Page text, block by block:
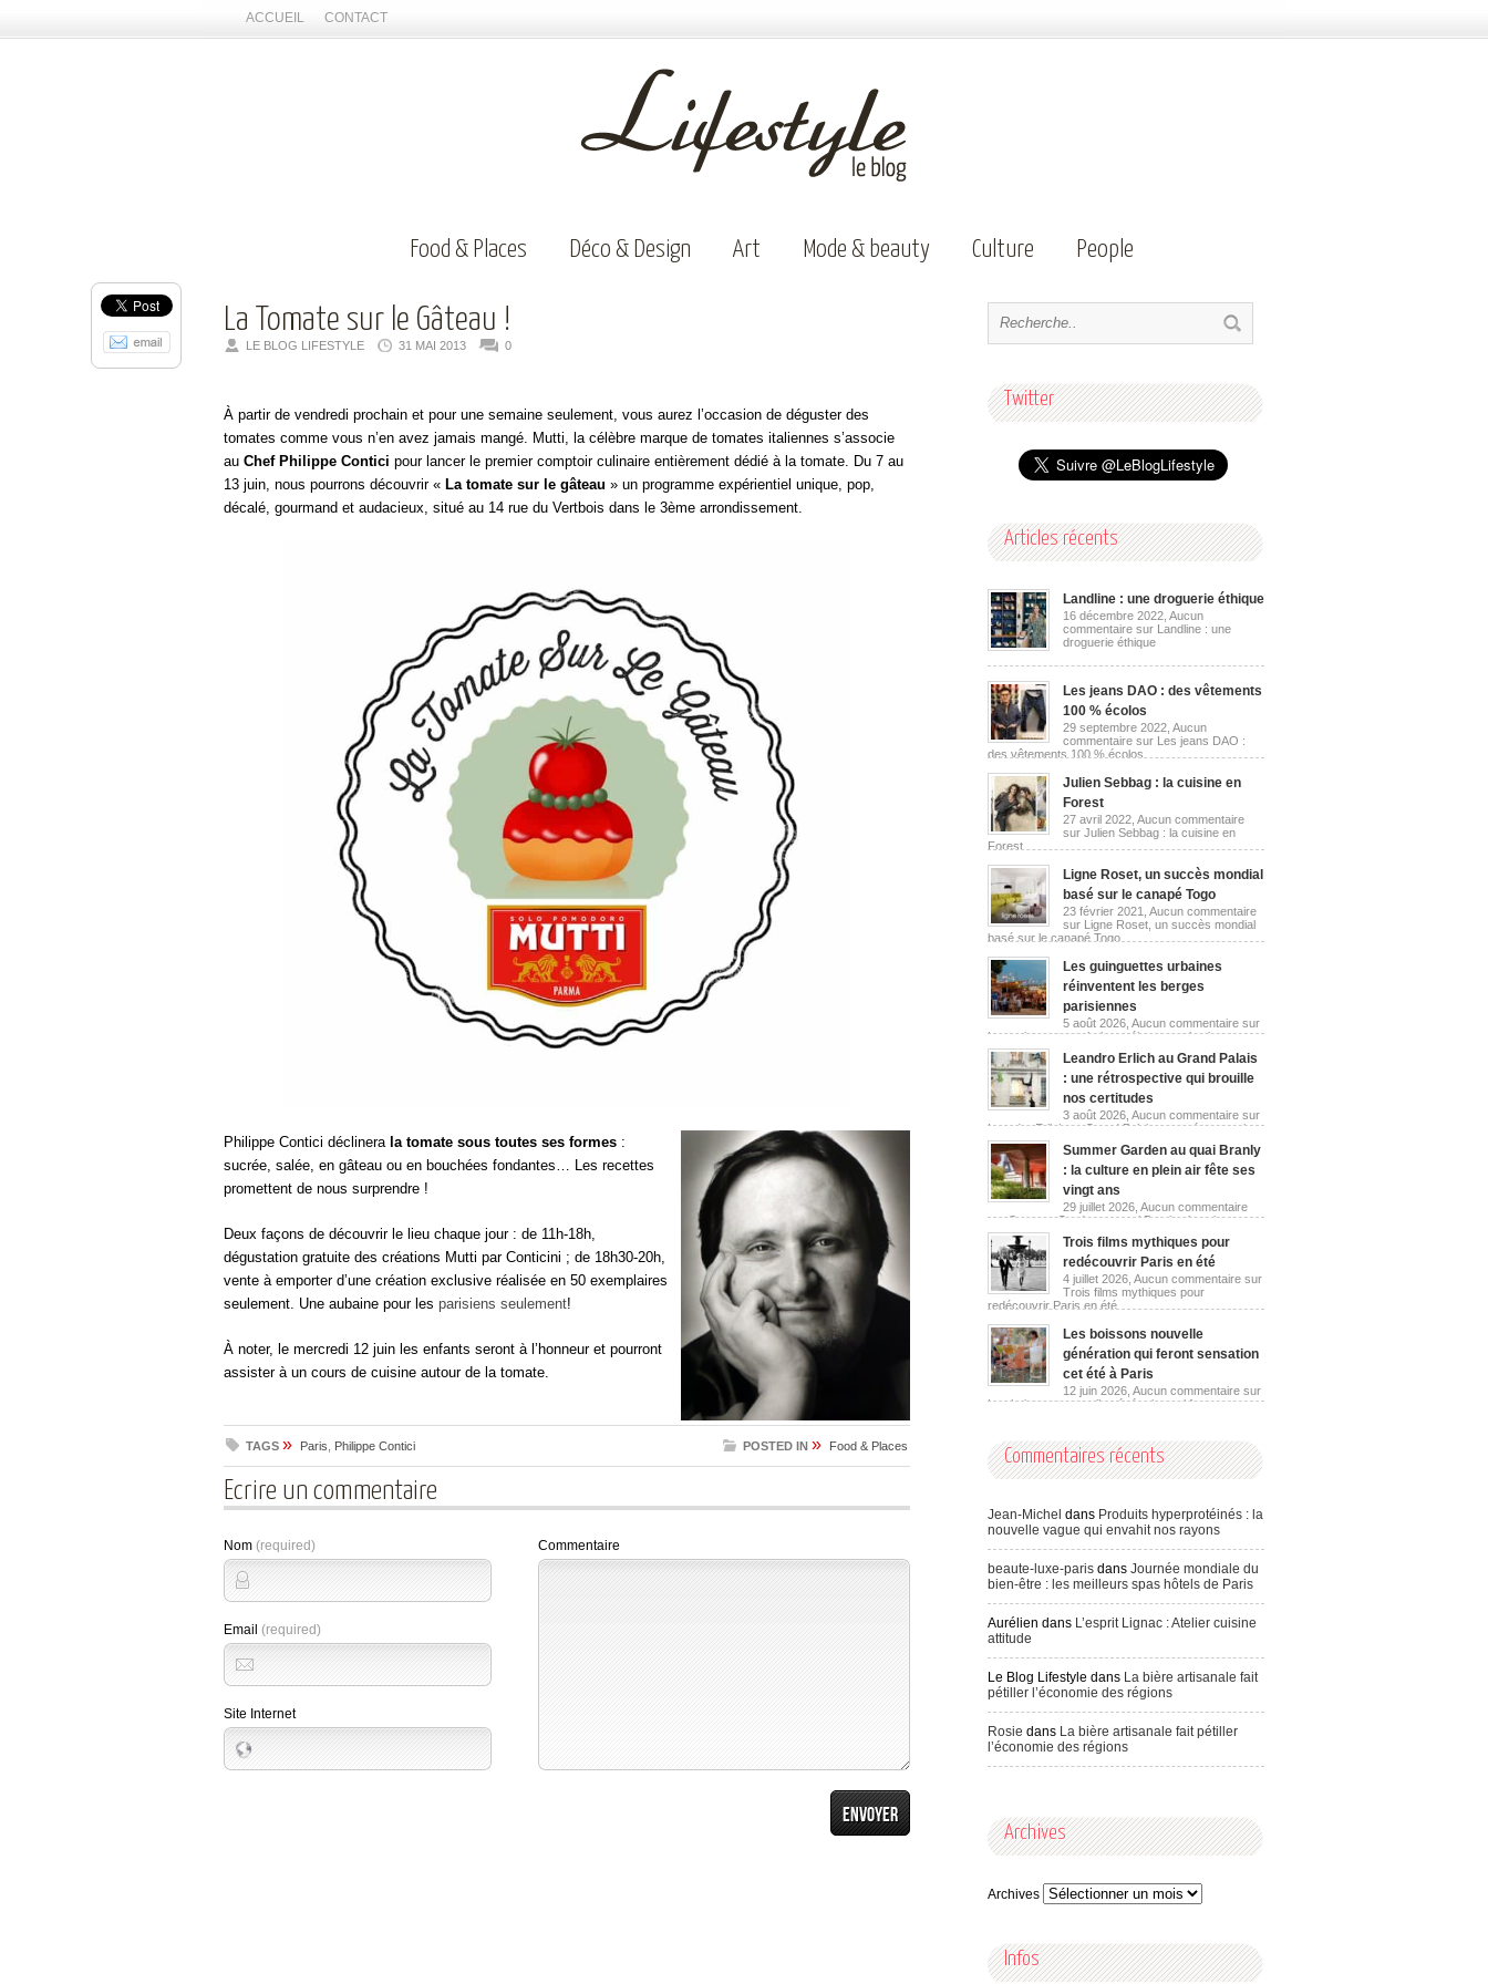
ACCUEIL CONTACT
Food & Places Déco & Design Art Mode & beauty Culture People
La Tomate sur le Gâteau !
LE BLOG LIFESTYLE 31 MAI 2013 0
À partir de vendredi prochain et pour une semaine seulement, vous aurez l’occasion de déguster des
tomates comme vous n’en avez jamais mangé. Mutti, la célèbre marque de tomates italiennes s’associe
au Chef Philippe Contici pour lancer le premier comptoir culinaire entièrement dédié à la tomate. Du 7 au
13 juin, nous pourrons découvrir « La tomate sur le gâteau » un programme expérientiel unique, pop,
décalé, gourmand et audacieux, situé au 14 rue du Vertbois dans le 3ème arrondissement.
Philippe Contici déclinera la tomate sous toutes ses formes :
sucrée, salée, en gâteau ou en bouchées fondantes… Les recettes
promettent de nous surprendre !
Deux façons de découvrir le lieu chaque jour : de 11h-18h,
dégustation gratuite des créations Mutti par Conticini ; de 18h30-20h,
vente à emporter d’une création exclusive réalisée en 50 exemplaires
seulement. Une aubaine pour les parisiens seulement!
À noter, le mercredi 12 juin les enfants seront à l’honneur et pourront
assister à un cours de cuisine autour de la tomate.
TAGS » Paris Philippe Contici POSTED IN » Food & Places
Ecrire un commentaire
Nom (required)
Email (required)
Site Internet
Commentaire
Twitter
Articles récents
Landline : une droguerie éthique
16 décembre 2022, Aucun
commentaire sur Landline : une
droguerie éthique
Les jeans DAO : des vêtements
100 % écolos
29 septembre 2022, Aucun
commentaire sur Les jeans DAO :
des vêtements 100 % écolos
Julien Sebbag : la cuisine en
Forest
27 avril 2022, Aucun commentaire
sur Julien Sebbag : la cuisine en
Forest
Ligne Roset, un succès mondial
basé sur le canapé Togo
23 février 2021, Aucun commentaire
sur Ligne Roset, un succès mondial
basé sur le canapé Togo
Les guinguettes urbaines
réinventent les berges
parisiennes
5 août 2026, Aucun commentaire sur
Les guinguettes urbaines réinventent les berges
parisiennes
Leandro Erlich au Grand Palais
: une rétrospective qui brouille
nos certitudes
3 août 2026, Aucun commentaire sur
Leandro Erlich au Grand Palais : une rétrospective
qui brouille nos certitudes
Summer Garden au quai Branly
: la culture en plein air fête ses
vingt ans
29 juillet 2026, Aucun commentaire
sur Summer Garden au quai Branly : la culture en
plein air fête ses vingt ans
Trois films mythiques pour
redécouvrir Paris en été
4 juillet 2026, Aucun commentaire sur
Trois films mythiques pour
redécouvrir Paris en été
Les boissons nouvelle
génération qui feront sensation
cet été à Paris
12 juin 2026, Aucun commentaire sur
Les boissons nouvelle génération qui feront
Commentaires récents
Jean-Michel dans Produits hyperprotéinés : la
nouvelle vague qui envahit nos rayons
beaute-luxe-paris dans Journée mondiale du
bien-être : les meilleurs spas hôtels de Paris
Aurélien dans L’esprit Lignac : Atelier cuisine
attitude
Le Blog Lifestyle dans La bière artisanale fait
pétiller l’économie des régions
Rosie dans La bière artisanale fait pétiller
l’économie des régions
Archives
Archives
Infos